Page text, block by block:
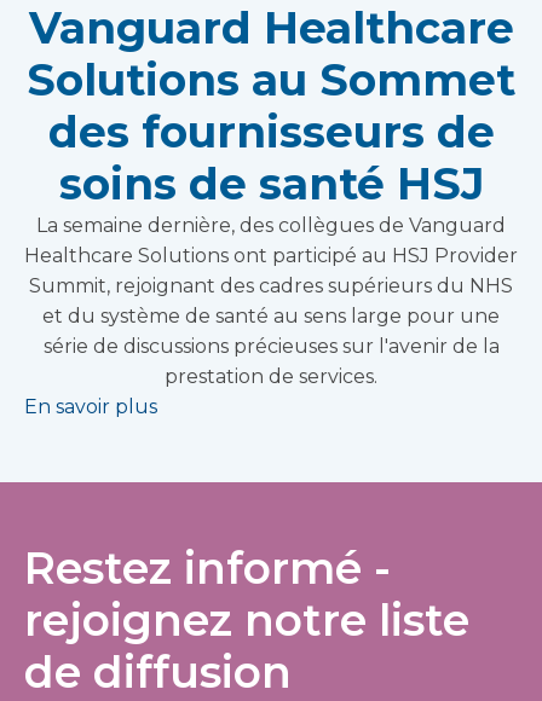
Vanguard Healthcare
Solutions au Sommet
des fournisseurs de
soins de santé HSJ
La semaine dernière, des collègues de Vanguard
Healthcare Solutions ont participé au HSJ Provider
Summit, rejoignant des cadres supérieurs du NHS
et du système de santé au sens large pour une
série de discussions précieuses sur l'avenir de la
prestation de services.
En savoir plus
Restez informé -
rejoignez notre liste
de diffusion